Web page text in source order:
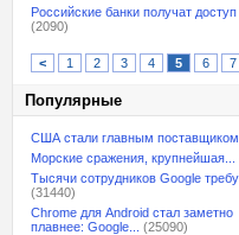
Российские банки получат доступ
(2090)
< 1 2 3 4 5 6 7
Популярные
США стали главным
Морские сражения, крупнейшая...
Тысячи сотрудников Google
(31440)
Chrome для Android стал заметно
плавнее: Google...
(25090)